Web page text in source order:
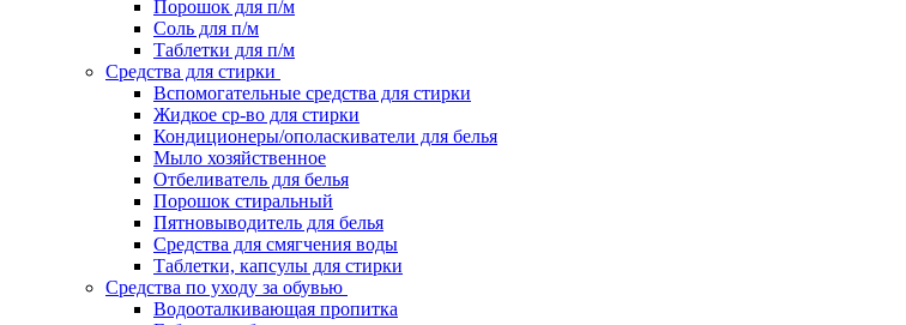
Порошок для п/м
Соль для п/м
Таблетки для п/м
Средства для стирки
Вспомогательные средства для стирки
Жидкое ср-во для стирки
Кондиционеры/ополаскиватели для белья
Мыло хозяйственное
Отбеливатель для белья
Порошок стиральный
Пятновыводитель для белья
Средства для смягчения воды
Таблетки, капсулы для стирки
Средства по уходу за обувью
Водооталкивающая пропитка